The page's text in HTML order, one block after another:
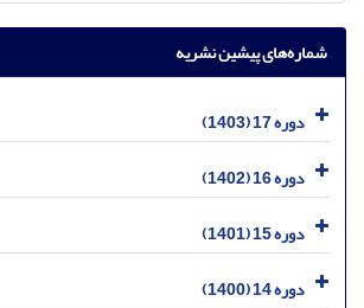
شماره‌های پیشین نشریه
دوره 17 (1403)
دوره 16 (1402)
دوره 15 (1401)
دوره 14 (1400)